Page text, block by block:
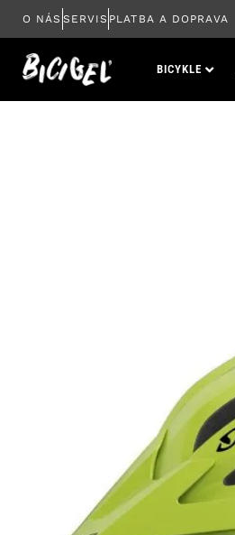
Preskočiť
obsah
O NÁS SERVIS PLATBA A DOPRAVA
BICYKLE